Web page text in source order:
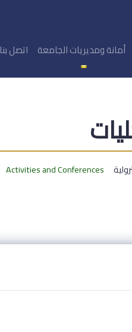
أمانة ومديريات الجامعة اتصل بنا
Activities and Conferences